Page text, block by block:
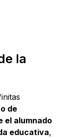
la
de
el alumnado
educativa,